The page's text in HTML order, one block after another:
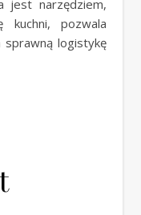
jest narzędziem,
kuchni, pozwala
logistykę